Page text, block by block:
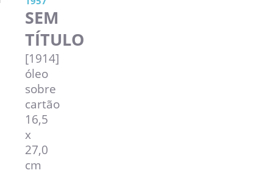
SEM
TÍTULO
[1914]
óleo
sobre
cartão
16,5
x
27,0
cm